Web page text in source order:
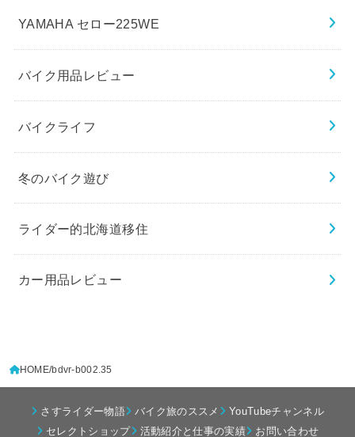
YAMAHA セロー225WE
バイク用品レビュー
バイクライフ
冬のバイク遊び
ライダー的北海道移住
カー用品レビュー
HOME bdvr-b002.35
さすライダー物語 バイク旅のススメ
YouTubeチャンネル
セレクトショップ
活動紹介と仕事の実績 お問い合わせ